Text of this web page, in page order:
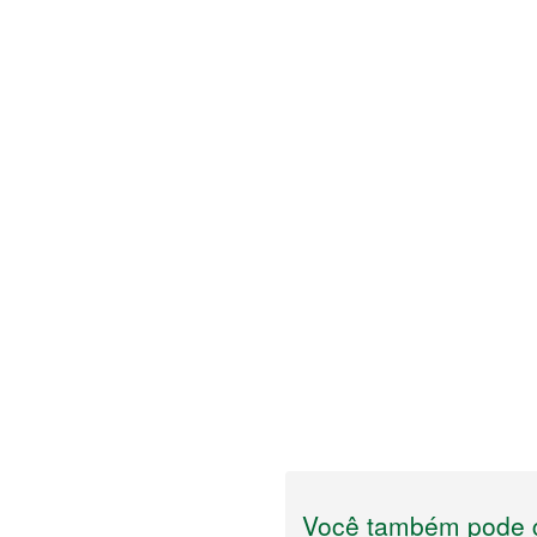
Você também pode